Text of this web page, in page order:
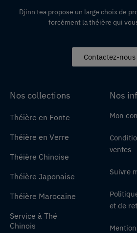
Djinn tea propose un large choix de
forcément la théière qui
Contactez-nous
Nos collections
Théière en Fonte
Théière en Verre
Théière Chinoise
Théière Japonaise
Théière Marocaine
Service à Thé
Chinois
Nos
Mon
ventes
Suivre
et de